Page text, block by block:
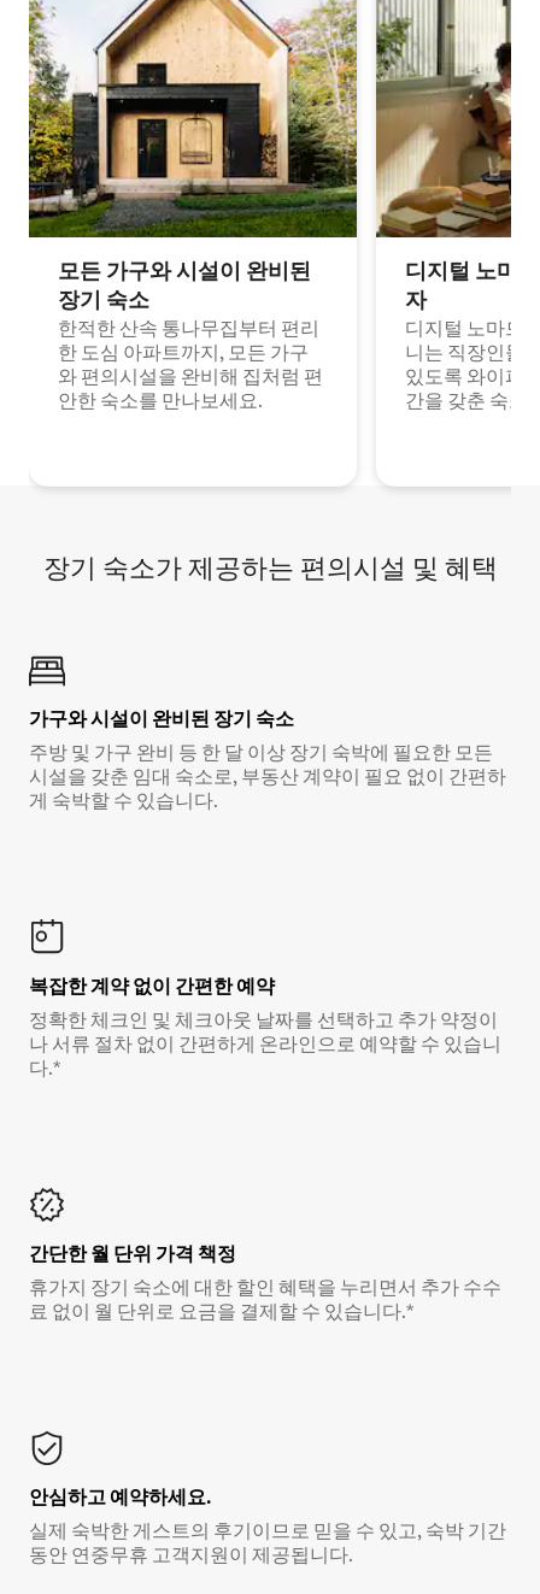
모든 가구와 시설이 완비된
장기 숙소
한적한 산속 통나무집부터 편리
한 도심 아파트까지, 모든 가구
와 편의시설을 완비해 집처럼 편
안한 숙소를 만나보세요.
디지털 노마
자
디지털 노마드
니는 직장인들
있도록 와이파
간을 갖춘 숙소
장기 숙소가 제공하는 편의시설 및 혜택
가구와 시설이 완비된 장기 숙소
주방 및 가구 완비 등 한 달 이상 장기 숙박에 필요한 모든
시설을 갖춘 임대 숙소로, 부동산 계약이 필요 없이 간편하
게 숙박할 수 있습니다.
복잡한 계약 없이 간편한 예약
정확한 체크인 및 체크아웃 날짜를 선택하고 추가 약정이
나 서류 절차 없이 간편하게 온라인으로 예약할 수 있습니
다.*
간단한 월 단위 가격 책정
휴가지 장기 숙소에 대한 할인 혜택을 누리면서 추가 수수
료 없이 월 단위로 요금을 결제할 수 있습니다.*
안심하고 예약하세요.
실제 숙박한 게스트의 후기이므로 믿을 수 있고, 숙박 기간
동안 연중무휴 고객지원이 제공됩니다.